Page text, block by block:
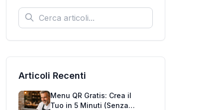
Articoli Recenti
Menu QR Gratis: Crea il
Tuo in 5 Minuti (Senza